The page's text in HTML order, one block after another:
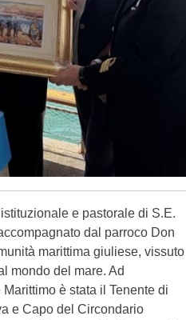
e pastorale di S.E.
dal parroco Don
marittima giuliese, vissuto
mondo del mare. Ad
è stata il Tenente di
e Capo del Circondario